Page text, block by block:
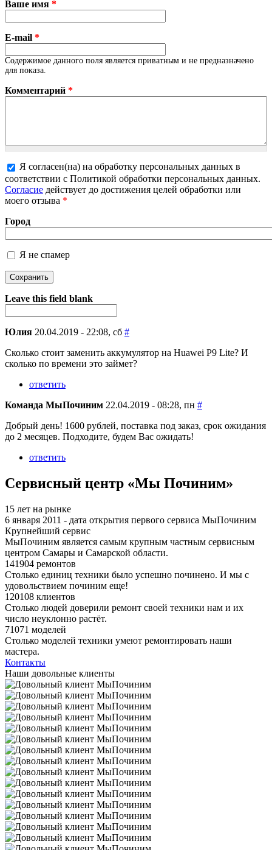
Ваше имя *
E-mail *
Содержимое данного поля является приватным и не предназначено
для показа.
Комментарий *
Более подробная информация о текстовых форматах
Я согласен(на) на обработку персональных данных в
соответствии с Политикой обработки персональных данных.
Согласие действует до достижения целей обработки или
моего отзыва *
Город
Я не спамер
Я спамер
Leave this field blank
Юлия 20.04.2019 - 22:08, сб #
Сколько стоит заменить аккумулятор на Huawei P9 Lite? И
сколько по времени это займет?
ответить
Команда МыПочиним 22.04.2019 - 08:28, пн #
Добрый день! 1600 рублей, поставка под заказ, срок ожидания
до 2 месяцев. Подходите, будем Вас ожидать!
ответить
Сервисный центр «Мы Починим»
15 лет на рынке
6 января 2011 - дата открытия первого сервиса МыПочиним
Крупнейший сервис
МыПочиним является самым крупным частным сервисным
центром Самары и Самарской области.
141904 ремонтов
Столько единиц техники было успешно починено. И мы с
удовольствием починим еще!
120108 клиентов
Столько людей доверили ремонт своей техники нам и их
число неуклонно растёт.
71071 моделей
Столько моделей техники умеют ремонтировать наши
мастера.
Контакты
Наши довольные клиенты